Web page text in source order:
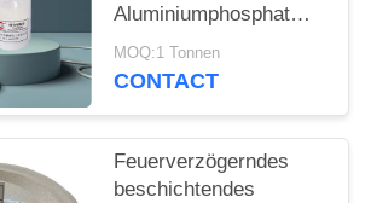
Aluminiumphosphat
Cas 7784-30-7
MOQ:1 Tonnen
CONTACT
Feuerverzögerndes
beschichtendes